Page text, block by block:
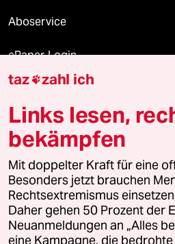
Aboservice
ePaper Login
Downloads für Abonnierende
© 2026 taz Verlags und Vertriebs
Alle Rechte vorbehalten. Bei rechtlichen
wenden Sie sich bitte an
lizenzen@taz.de
Feedback Redaktionsstatut
taz zahl ich
Links lesen,
bekämpfen
Mit doppelter Kraft für eine
Besonders jetzt brauchen
Rechtsextremismus
Daher gehen 50 Prozent der
Neuanmeldungen an „Alles
eine Kampagne, die